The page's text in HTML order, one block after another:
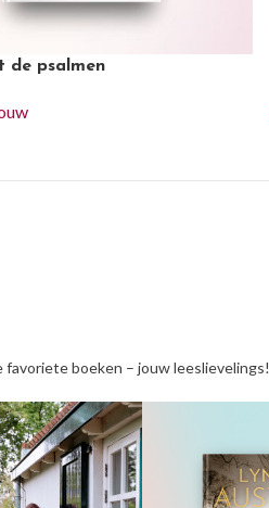
de psalmen
favoriete boeken – jouw leeslievelings!